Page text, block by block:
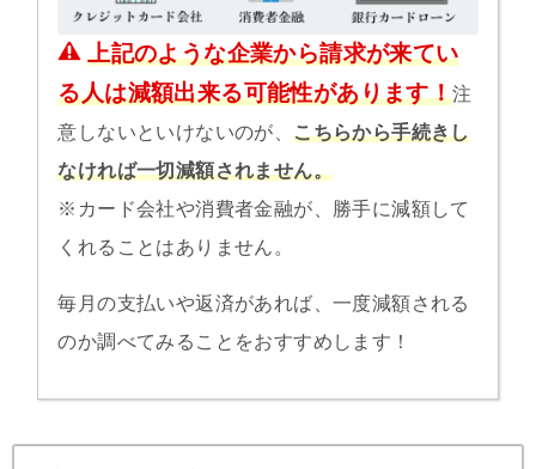
上記のような企業から請求が来てい
る人は減額出来る可能性があります！注
意しないといけないのが、こちらから手続きし
なければ一切減額されません。
※カード会社や消費者金融が、勝手に減額して
くれることはありません。
毎月の支払いや返済があれば、一度減額される
のか調べてみることをおすすめします！